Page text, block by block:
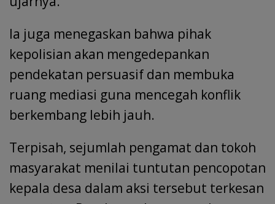
Ia juga menegaskan bahwa pihak
kepolisian akan mengedepankan
pendekatan persuasif dan membuka
ruang mediasi guna mencegah konflik
berkembang lebih jauh.
Terpisah, sejumlah pengamat dan tokoh
masyarakat menilai tuntutan pencopotan
kepala desa dalam aksi tersebut terkesan